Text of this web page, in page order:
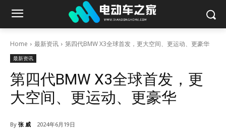
Home 最新资讯 第四代BMW X3全球首发，更大空间、更运动、更豪华
最新资讯
第四代BMW X3全球首发，更
大空间、更运动、更豪华
By 张 威 2024年6月19日